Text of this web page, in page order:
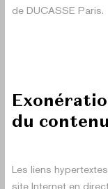
de DUCASSE Paris.
du
Les liens
site Internet en